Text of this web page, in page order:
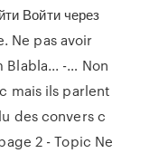
Войти через
Ne pas avoir
Blabla... -… Non
mais ils parlent
des convers c
2 - Topic Ne